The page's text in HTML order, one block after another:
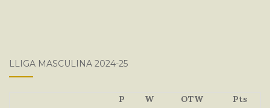
LLIGA MASCULINA 2024-25
P W OTW
Pts